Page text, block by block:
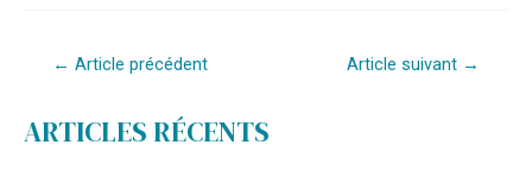
← Article précédent Article suivant →
ARTICLES RÉCENTS